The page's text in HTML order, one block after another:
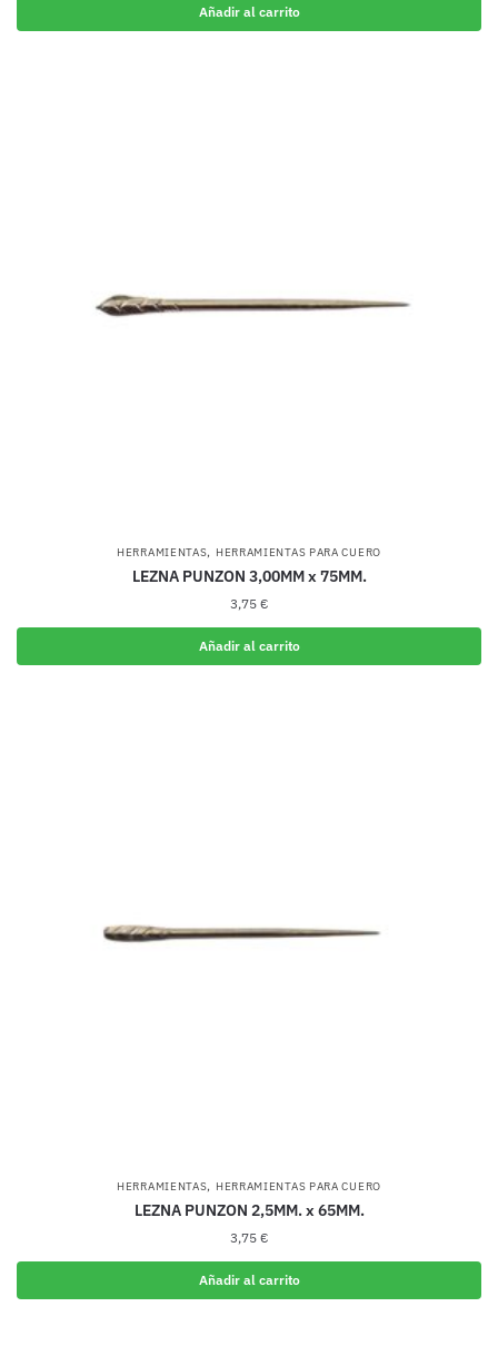
Añadir al carrito
HERRAMIENTAS, HERRAMIENTAS PARA CUERO
LEZNA PUNZON 3,00MM x 75MM.
3,75 €
Añadir al carrito
HERRAMIENTAS, HERRAMIENTAS PARA CUERO
LEZNA PUNZON 2,5MM. x 65MM.
3,75 €
Añadir al carrito